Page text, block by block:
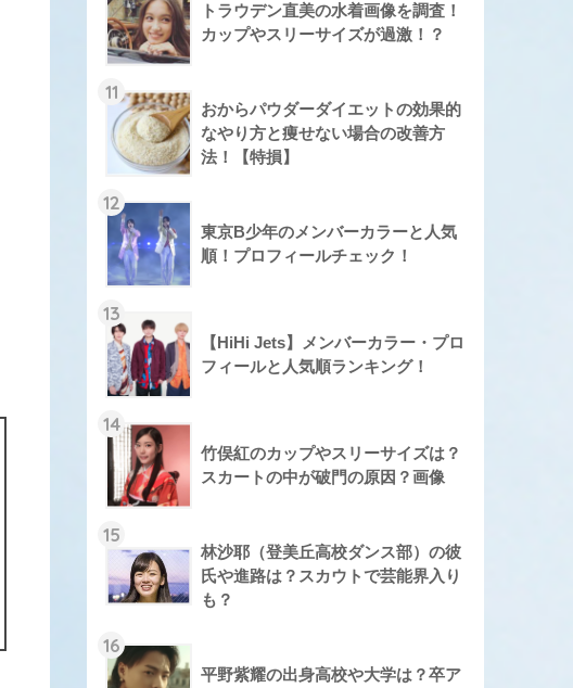
トラウデン直美の水着画像を調査！
カップやスリーサイズが過激！？
11
おからパウダーダイエットの効果的
なやり方と痩せない場合の改善方
法！【特損】
12
東京B少年のメンバーカラーと人気
順！プロフィールチェック！
13
【HiHi Jets】メンバーカラー・プロ
フィールと人気順ランキング！
14
竹俣紅のカップやスリーサイズは？
スカートの中が破門の原因？画像
15
林沙耶（登美丘高校ダンス部）の彼
氏や進路は？スカウトで芸能界入り
も？
16
平野紫耀の出身高校や大学は？卒ア